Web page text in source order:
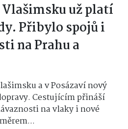
Vlašimsku už platí
Přibylo spojů i
na Prahu a
a v Posázaví nový
Cestujícím přináší
na vlaky i nové